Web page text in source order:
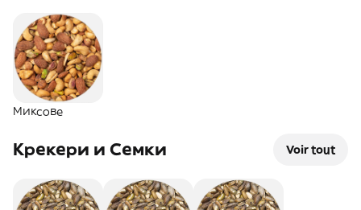
Миксове
Крекери и Семки Voir tout